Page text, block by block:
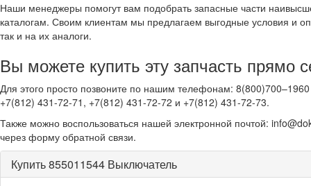
Наши менеджеры помогут вам подобрать запасные части
каталогам. Своим клиентам мы предлагаем выгодные условия и
так и на их аналоги.
Вы можете купить эту запчасть прямо
Для этого просто позвоните по нашим телефонам:
+7(812) 431-72-71, +7(812) 431-72-72 и +7(812) 431-72-73.
Также можно воспользоваться нашей электронной почтой:
через форму обратной связи.
Купить 855011544 Выключатель